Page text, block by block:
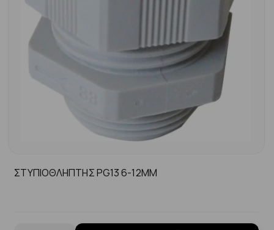
ΣΤΥΠΙΟΘΛΗΠΤΗΣ PG13 6-12MM